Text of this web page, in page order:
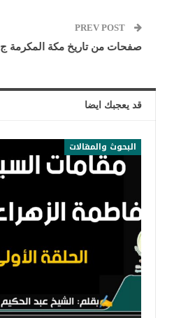
صفحات من تاريخ مكة المكرمة ج 1 – سنوك هورخورونية
قد يعجبك ايضا
البحوث والمقالات